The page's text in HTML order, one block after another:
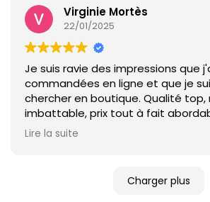
Virginie Mortès
22/01/2025
Je suis ravie des impressions que
commandées en ligne et que je
chercher en boutique. Qualité top,
imbattable, prix tout à fait
service client parfait.
Lire la suite
Charger plus